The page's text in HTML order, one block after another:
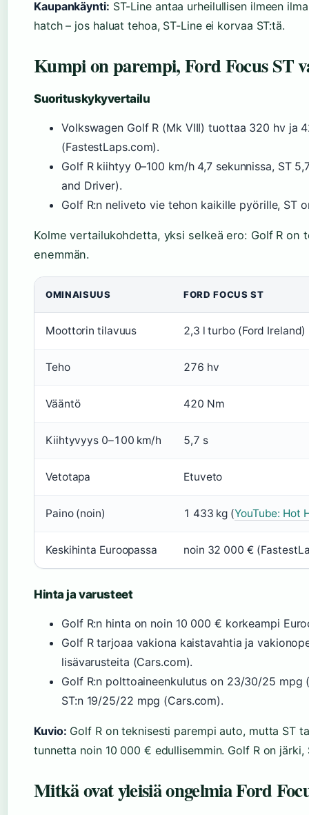
Kaupankäynti: ST-Line antaa urheilullisen ilmeen
hatch – jos haluat tehoa, ST-Line ei korvaa ST:tä.
Kumpi on parempi, Ford Focus ST
Suorituskykyvertailu
Volkswagen Golf R (Mk VIII) tuottaa 320 hv ja
(FastestLaps.com).
Golf R kiihtyy 0–100 km/h 4,7 sekunnissa, ST
and Driver).
Golf R:n neliveto vie tehon kaikille pyörille, ST
Kolme vertailukohdetta, yksi selkeä ero: Golf R
enemmän.
OMINAISUUS FORD FOCUS ST
Moottorin tilavuus 2,3 l turbo (Ford Ireland)
Teho 276 hv
Vääntö 420 Nm
Kiihtyvyys 0–100 km/h 5,7 s
Vetotapa Etuveto
Paino (noin) 1 433 kg (YouTube: Hot
Keskihinta Euroopassa noin 32 000 €
Hinta ja varusteet
Golf R:n hinta on noin 10 000 € korkeampi
Golf R tarjoaa vakiona kaistavahtia ja
lisävarusteita (Cars.com).
Golf R:n polttoaineenkulutus on 23/30/25
ST:n 19/25/22 mpg (Cars.com).
Kuvio: Golf R on teknisesti parempi auto, mutta ST
tunnetta noin 10 000 € edullisemmin. Golf R on järki,
Mitkä ovat yleisiä ongelmia Ford